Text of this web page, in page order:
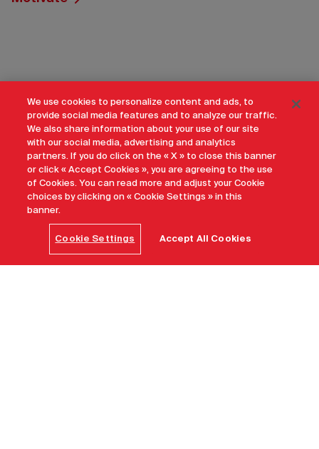
We use cookies to personalize content and ads, to
provide social media features and to analyze our traffic.
We also share information about your use of our site
with our social media, advertising and analytics
partners. If you do click on the « X » to close this banner
or click « Accept Cookies », you are agreeing to the use
of Cookies. You can read more and adjust your Cookie
choices by clicking on « Cookie Settings » in this
banner.
Cookie Settings Accept All Cookies